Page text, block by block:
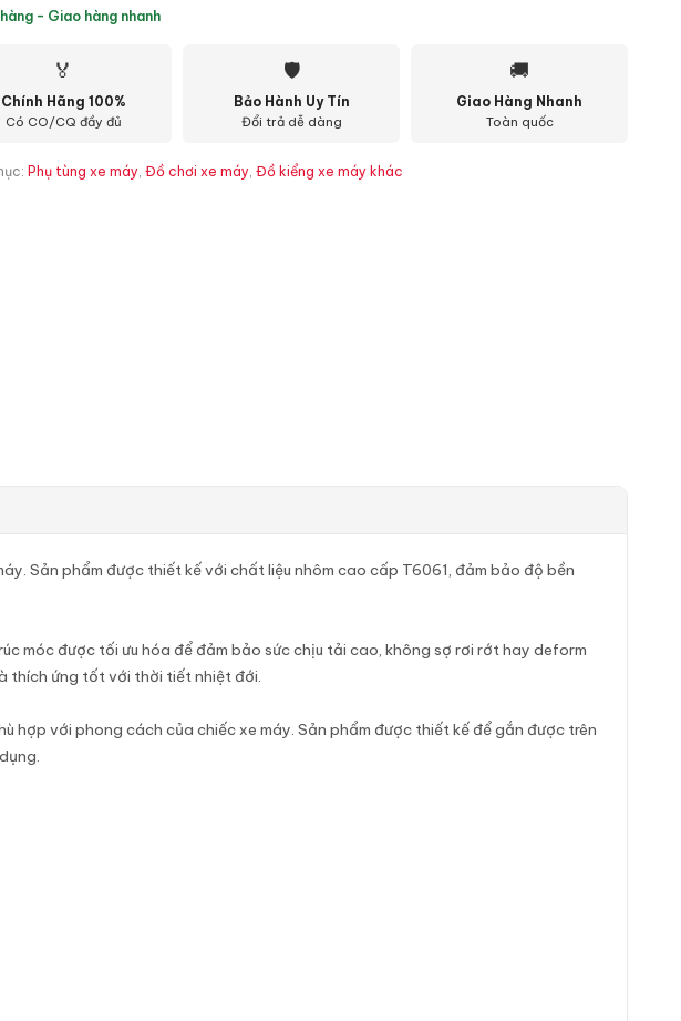
- Giao hàng nhanh
🏅
Chính Hãng 100%
Có CO/CQ đầy đủ
🛡
Bảo Hành Uy Tín
Đổi trả dễ dàng
🚚
Giao Hàng Nhanh
Toàn quốc
Phụ tùng xe máy, Đồ chơi xe máy, Đồ kiểng xe máy khác
Sản phẩm được thiết kế với chất liệu nhôm cao cấp T6061, đảm bảo độ bền
móc được tối ưu hóa để đảm bảo sức chịu tải cao, không sợ rơi rớt hay deform
thích ứng tốt với thời tiết nhiệt đới.
hợp với phong cách của chiếc xe máy. Sản phẩm được thiết kế để gắn được trên